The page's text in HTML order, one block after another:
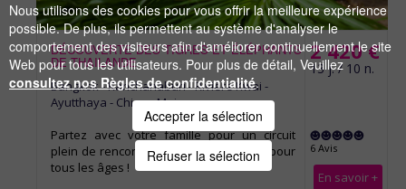
2 420 €
13 j. / 10 n.
6 Avis
En savoir +
DÉCOUVERTE DES TIGRES ET ÉLÉPHANTS
DE THAILANDE
Bangkok - Kanchanaburi - Rivière Kwai -
Ayutthaya - Chiang Mai
Partez avec votre famille pour un circuit
plein de rencontres et de découvertes pour
tous les âges !
Nous utilisons des cookies pour vous offrir la meilleure expérience
possible. De plus, ils permettent au système d'analyser le
comportement des visiteurs afin d'améliorer continuellement le site
Web pour tous les utilisateurs. Pour plus de détail, Veuillez
consultez nos Règles de confidentialité.
Accepter la sélection
Refuser la sélection